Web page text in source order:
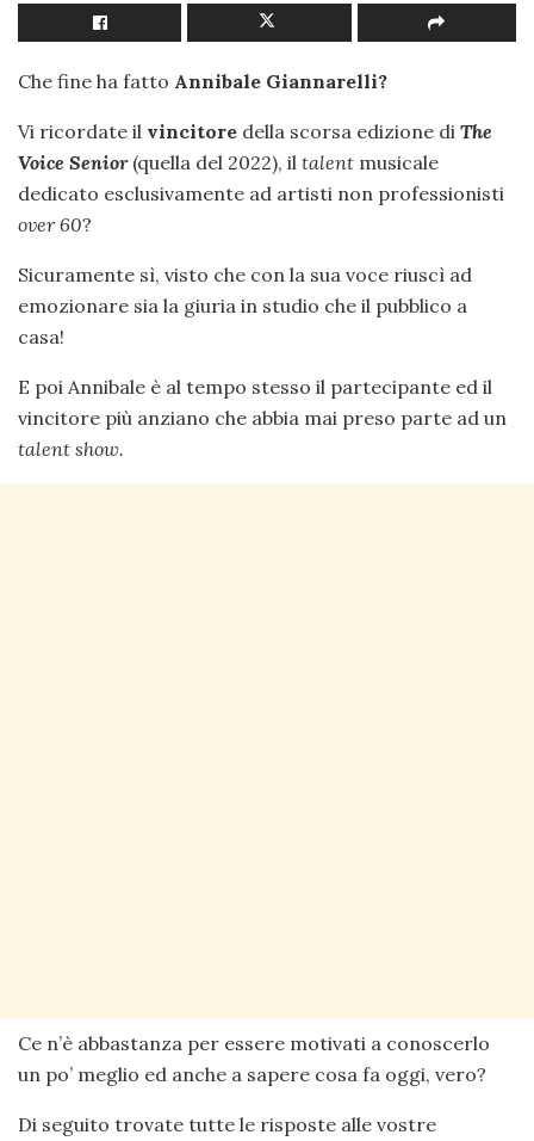
Che fine ha fatto Annibale Giannarelli?
Vi ricordate il vincitore della scorsa edizione di The
Voice Senior (quella del 2022), il talent musicale
dedicato esclusivamente ad artisti non professionisti
over 60?
Sicuramente sì, visto che con la sua voce riuscì ad
emozionare sia la giuria in studio che il pubblico a
casa!
E poi Annibale è al tempo stesso il partecipante ed il
vincitore più anziano che abbia mai preso parte ad un
talent show.
Ce n’è abbastanza per essere motivati a conoscerlo
un po’ meglio ed anche a sapere cosa fa oggi, vero?
Di seguito trovate tutte le risposte alle vostre